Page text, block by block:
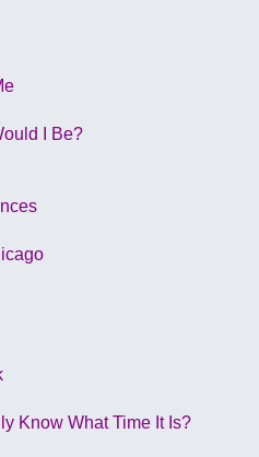
I Be?
Know What Time It Is?